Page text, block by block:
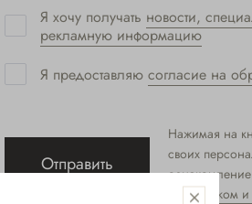
Я хочу получать новости,
рекламную информацию
Я предоставляю согласие на
Отправить
Нажимая на
своих
Порядком